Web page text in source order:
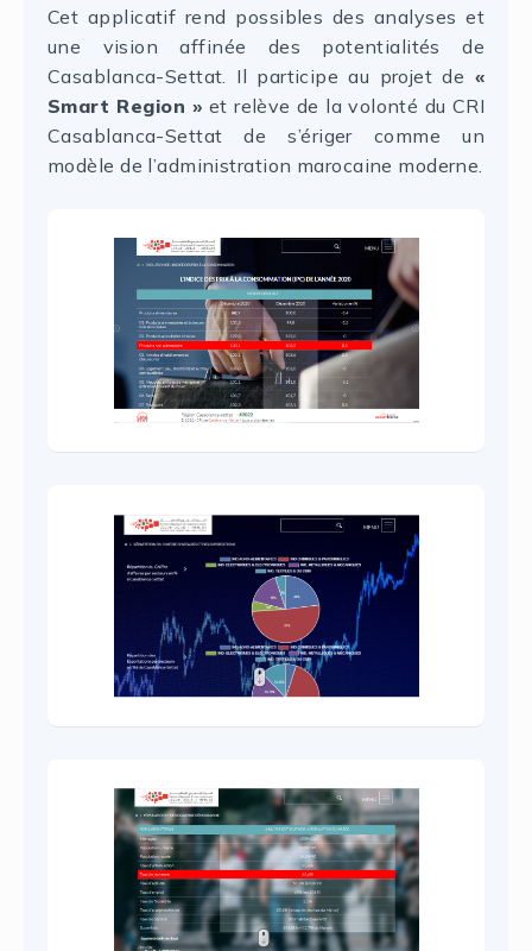
Cet applicatif rend possibles des analyses et
une vision affinée des potentialités de
Casablanca-Settat. Il participe au projet de «
Smart Region » et relève de la volonté du CRI
Casablanca-Settat de s’ériger comme un
modèle de l’administration marocaine moderne.